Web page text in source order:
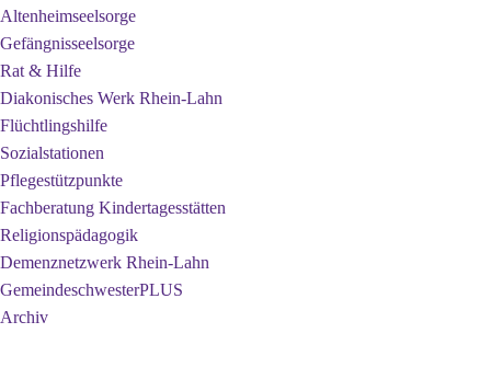
Altenheimseelsorge
Gefängnisseelsorge
Rat & Hilfe
Diakonisches Werk Rhein-Lahn
Flüchtlingshilfe
Sozialstationen
Pflegestützpunkte
Fachberatung Kindertagesstätten
Religionspädagogik
Demenznetzwerk Rhein-Lahn
GemeindeschwesterPLUS
Archiv